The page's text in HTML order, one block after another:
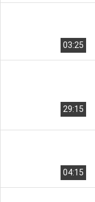
03:25
29:15
04:15